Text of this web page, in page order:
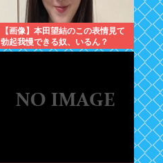
【画像】本田望結のこの表情見て
勃起我慢できる奴、いるん？